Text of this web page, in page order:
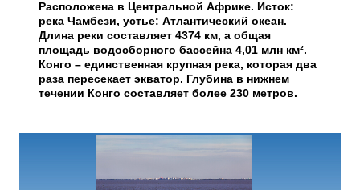
Расположена в Центральной Африке. Исток:
река Чамбези, устье: Атлантический океан.
Длина реки составляет 4374 км, а общая
площадь водосборного бассейна 4,01 млн км².
Конго – единственная крупная река, которая два
раза пересекает экватор. Глубина в нижнем
течении Конго составляет более 230 метров.